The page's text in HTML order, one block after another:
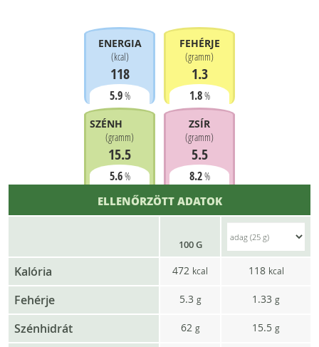
ENERGIA
(kcal)
118
5.9%
FEHÉRJE
(gramm)
1.3
1.8%
SZÉNHIDRÁT
(gramm)
15.5
5.6%
ZSÍR
(gramm)
5.5
8.2%
ELLENŐRZÖTT ADATOK
100 G
Kalória 472 kcal 118 kcal
Fehérje 5.3 g 1.33 g
Szénhidrát 62 g 15.5 g